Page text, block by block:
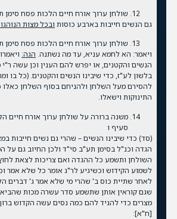
שולחן ערוך אורח חיים הלכות פסח סימן
גם הנשים חייבות בארבע כוסות ובכל מצות
שולחן ערוך אורח חיים הלכות פסח סימן
ויאמר: הא לחמא עניא, עד מה נשתנה. הגה:
הנשים והקטנים, או יפרש להם הענין וכן עשה
בלשון לע"ז, כדי שיבינו הנשים והקטנים. (כל בו
להסירם מעל השלחן ולהניחם בסוף השלחן כאלו
התינוקות וישאלו.
משנה ברורה על שולחן ערוך אורח חיים
סעיף ו
(סד) כדי שיבינו הנשים – שהרי גם נשים חייבות
הגדה וכנ"ל בסימן תע"ב סי"ד ולכן החיוב גם
השולחן ותשמע כל ההגדה ואם צריכות לצאת
לשמוע הקידוש וכשיגיע לר"ג אומר כל שלא אמר
לאחר שתיית כוס ב' שהרי מי שלא אמר ג' דברים
שגם קוראין אותן שתשמע סדר עשרה מכות
מצרים כדי להגיד להם כמה נסים עשה הקדוש
[ח"א]: